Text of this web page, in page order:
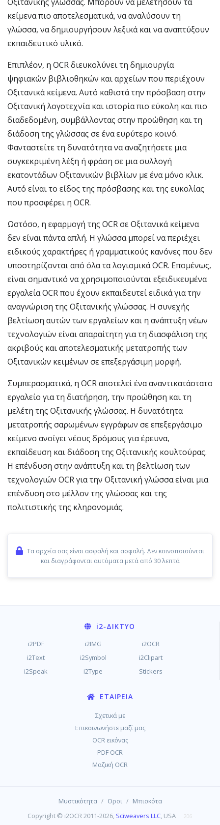
κείμενα πιο αποτελεσματικά, να αναλύσουν τη
γλώσσα, να δημιουργήσουν λεξικά και να αναπτύξουν
εκπαιδευτικό υλικό.
Επιπλέον, η OCR διευκολύνει τη δημιουργία
ψηφιακών βιβλιοθηκών και αρχείων που περιέχουν
Οξιτανικά κείμενα. Αυτό καθιστά την πρόσβαση στην
Οξιτανική λογοτεχνία και ιστορία πιο εύκολη και πιο
διαδεδομένη, συμβάλλοντας στην προώθηση και τη
διάδοση της γλώσσας σε ένα ευρύτερο κοινό.
Φανταστείτε τη δυνατότητα να αναζητήσετε μια
συγκεκριμένη λέξη ή φράση σε μια συλλογή
εκατοντάδων Οξιτανικών βιβλίων με ένα μόνο κλικ.
Αυτό είναι το είδος της πρόσβασης και της ευκολίας
που προσφέρει η OCR.
Ωστόσο, η εφαρμογή της OCR σε Οξιτανικά κείμενα
δεν είναι πάντα απλή. Η γλώσσα μπορεί να περιέχει
ειδικούς χαρακτήρες ή γραμματικούς κανόνες που δεν
υποστηρίζονται από όλα τα λογισμικά OCR. Επομένως,
είναι σημαντικό να χρησιμοποιούνται εξειδικευμένα
εργαλεία OCR που έχουν εκπαιδευτεί ειδικά για την
αναγνώριση της Οξιτανικής γλώσσας. Η συνεχής
βελτίωση αυτών των εργαλείων και η ανάπτυξη νέων
τεχνολογιών είναι απαραίτητη για τη διασφάλιση της
ακριβούς και αποτελεσματικής μετατροπής των
Οξιτανικών κειμένων σε επεξεργάσιμη μορφή.
Συμπερασματικά, η OCR αποτελεί ένα αναντικατάστατο
εργαλείο για τη διατήρηση, την προώθηση και τη
μελέτη της Οξιτανικής γλώσσας. Η δυνατότητα
μετατροπής σαρωμένων εγγράφων σε επεξεργάσιμο
κείμενο ανοίγει νέους δρόμους για έρευνα,
εκπαίδευση και διάδοση της Οξιτανικής κουλτούρας.
Η επένδυση στην ανάπτυξη και τη βελτίωση των
τεχνολογιών OCR για την Οξιτανική γλώσσα είναι μια
επένδυση στο μέλλον της γλώσσας και της
πολιτιστικής της κληρονομιάς.
Τα αρχεία σας είναι ασφαλή και ασφαλή. Δεν κοινοποιούνται
και διαγράφονται αυτόματα μετά από 30 λεπτά
i2-ΔΊΚΤΥΟ
i2PDF i2IMG
i2OCR
i2Text
i2Symbol
i2Clipart
i2Speak
i2Type Stickers
ΕΤΑΙΡΕΊΑ
Σχετικά με
Επικοινωνήστε μαζί μας
OCR εικόνας
PDF OCR
Μαζική OCR
Μυστικότητα / Οροι / Μπισκότα
Copyright © i2OCR 2011-2026, Sciweavers LLC, USA 206